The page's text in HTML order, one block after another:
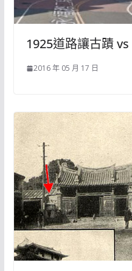
1925道路讓古蹟
2016 年 05 月 17 日